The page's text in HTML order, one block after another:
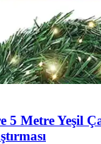
Metre Yeşil